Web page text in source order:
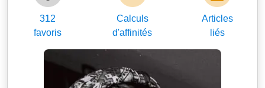
312
favoris
Calculs
d'affinités
Articles
liés